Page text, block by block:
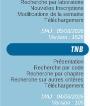
Recherche par laboratoire
Nouvelles Inscriptions
Modifications de la semaine
Téléchargement
MAJ : 05/08/2026
Version : 1526
Présentation
Recherche par code
Recherche par chapitre
Recherche sur autres critères
Téléchargement
MAJ : 04/06/2026
Version : 105